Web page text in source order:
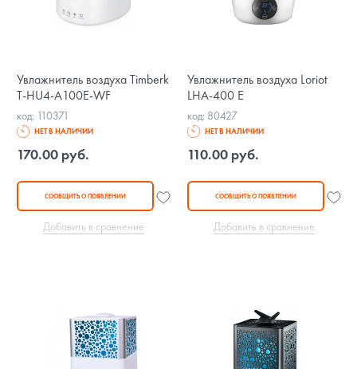
Увлажнитель воздуха Timberk
T-HU4-A100E-WF
код: 110371
НЕТ В НАЛИЧИИ
170.00 руб.
СООБЩИТЬ О ПОЯВЛЕНИИ
Добавить в сравнение
Увлажнитель воздуха Loriot
LHA-400 E
код: 80427
НЕТ В НАЛИЧИИ
110.00 руб.
СООБЩИТЬ О ПОЯВЛЕНИИ
Добавить в сравнение